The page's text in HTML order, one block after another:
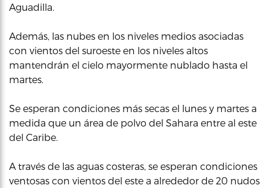
Aguadilla.
Además, las nubes en los niveles medios asociadas
con vientos del suroeste en los niveles altos
mantendrán el cielo mayormente nublado hasta el
martes.
Se esperan condiciones más secas el lunes y martes a
medida que un área de polvo del Sahara entre al este
del Caribe.
A través de las aguas costeras, se esperan condiciones
ventosas con vientos del este a alrededor de 20 nudos